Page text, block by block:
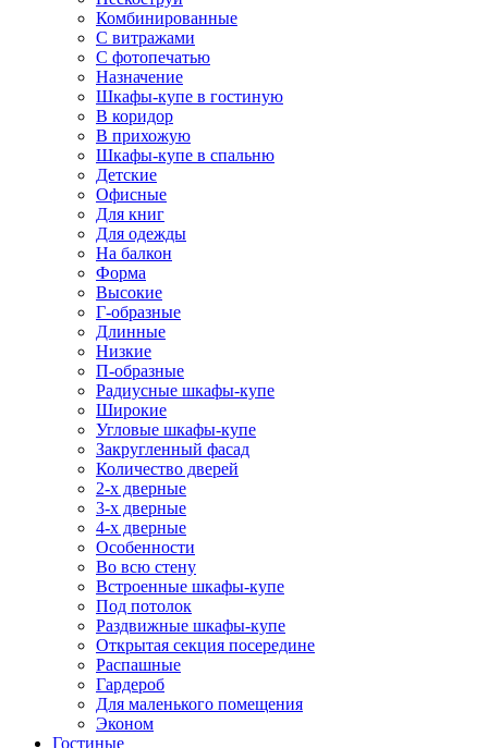
Комбинированные
С витражами
С фотопечатью
Назначение
Шкафы-купе в гостиную
В коридор
В прихожую
Шкафы-купе в спальню
Детские
Офисные
Для книг
Для одежды
На балкон
Форма
Высокие
Г-образные
Длинные
Низкие
П-образные
Радиусные шкафы-купе
Широкие
Угловые шкафы-купе
Закругленный фасад
Количество дверей
2-х дверные
3-х дверные
4-х дверные
Особенности
Во всю стену
Встроенные шкафы-купе
Под потолок
Раздвижные шкафы-купе
Открытая секция посередине
Распашные
Гардероб
Для маленького помещения
Эконом
Гостиные